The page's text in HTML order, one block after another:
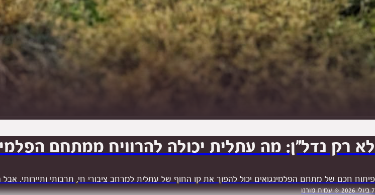
לא רק נדל״ן: מה עתלית יכולה להרוויח ממתחם
פיתוח חכם של מתחם הפלמינגואים יכול להפוך את קו החוף של עתלית למרחב ציבורי חי, תרבותי ותיירותי.
7 ביולי 2026 ⟐עמית מורנו